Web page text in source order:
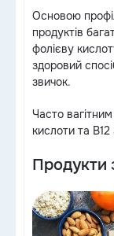
Основою
продуктів
фолієву
здоровий
звичок.
Часто
кислоти та
Продукти